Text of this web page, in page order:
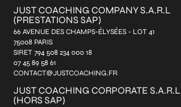
JUST COACHING COMPANY S.A.R.L
(PRESTATIONS SAP)
66 AVENUE DES CHAMPS-ÉLYSÉES - LOT 41
75008 PARIS
SIRET 794 508 234 000 18
07 45 89 58 61
CONTACT@JUSTCOACHING.FR
JUST COACHING CORPORATE S.A.R.L
(HORS SAP)